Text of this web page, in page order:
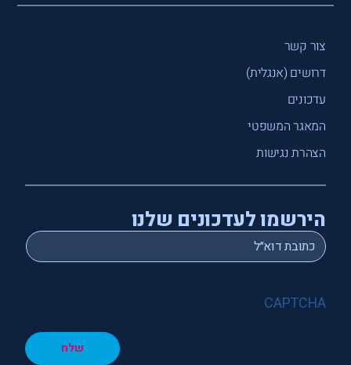
צור קשר
דרושים (אנגלית)
עדכונים
המאגר המשפטי
הצהרת נגישות
הירשמו לעדכונים שלנו
Email
*
CAPTCHA
שלח